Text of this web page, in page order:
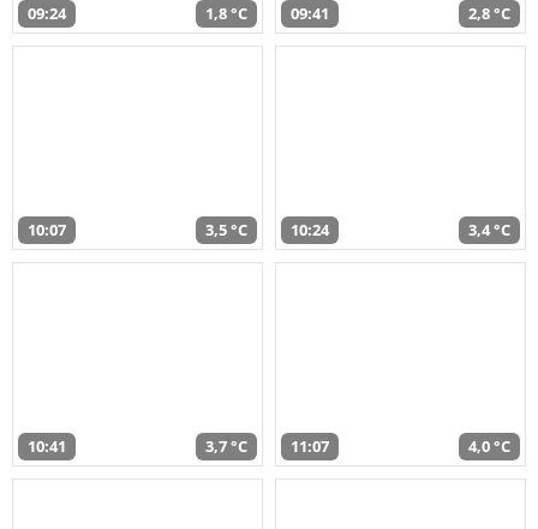
09:24 1,8 °C 09:41 2,8 °C
10:07 3,5 °C 10:24 3,4 °C
10:41 3,7 °C 11:07 4,0 °C